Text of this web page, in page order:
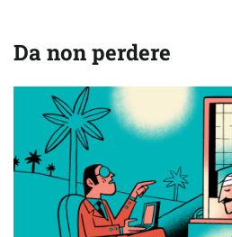
Da non perdere